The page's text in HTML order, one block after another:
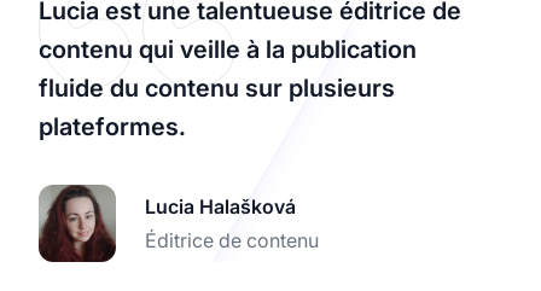
Lucia est une talentueuse éditrice de
contenu qui veille à la publication
fluide du contenu sur plusieurs
plateformes.
Lucia Halašková
Éditrice de contenu